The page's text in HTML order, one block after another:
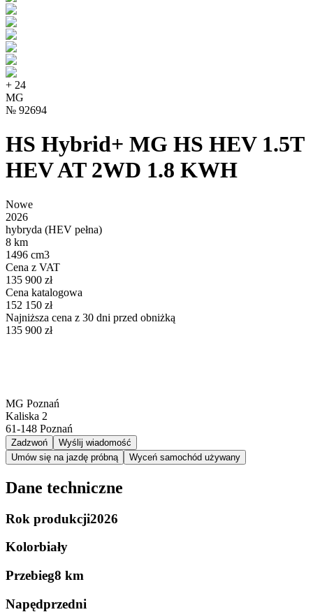
+ 24
MG
№ 92694
HS Hybrid+ MG HS HEV 1.5T
HEV AT 2WD 1.8 KWH
Nowe
2026
hybryda (HEV pełna)
8 km
1496 cm3
Cena z VAT
135 900 zł
Cena katalogowa
152 150 zł
Najniższa cena z 30 dni przed obniżką
135 900 zł
MG Poznań
Kaliska 2
61-148 Poznań
Zadzwoń
Wyślij wiadomość
Umów się na jazdę próbną
Wyceń samochód używany
Dane techniczne
Rok produkcji2026
Kolorbiały
Przebieg8 km
Napędprzedni